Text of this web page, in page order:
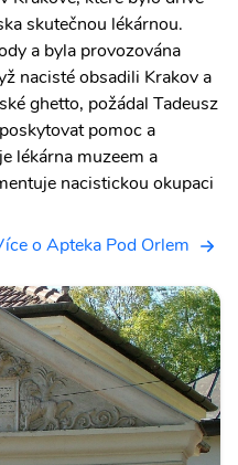
skutečnou lékárnou.
a byla provozována
nacisté obsadili Krakov a
ghetto, požádal Tadeusz
pomoc a
lékárna muzeem a
nacistickou okupaci
o Apteka Pod Orlem